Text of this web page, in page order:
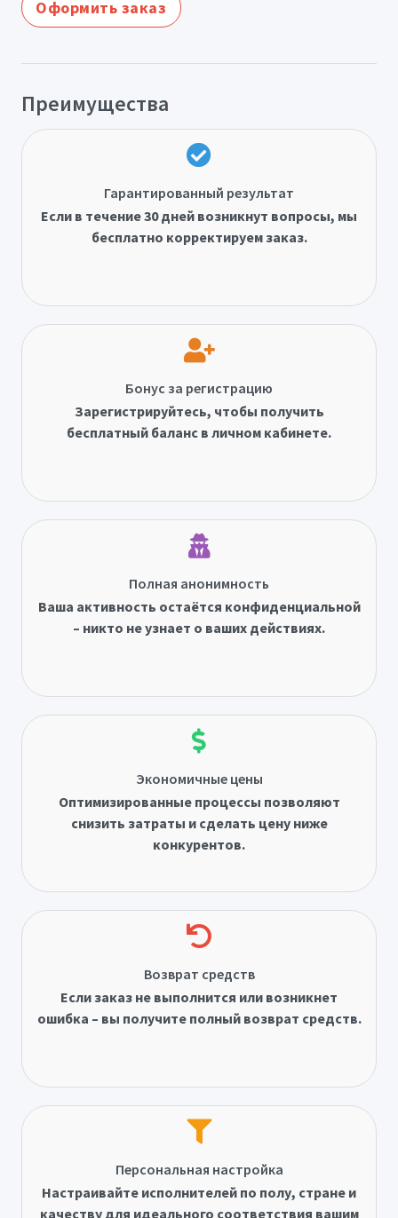
Оформить заказ
Преимущества
Гарантированный результат
Если в течение 30 дней возникнут вопросы, мы
бесплатно корректируем заказ.
Бонус за регистрацию
Зарегистрируйтесь, чтобы получить
бесплатный баланс в личном кабинете.
Полная анонимность
Ваша активность остаётся конфиденциальной
– никто не узнает о ваших действиях.
Экономичные цены
Оптимизированные процессы позволяют
снизить затраты и сделать цену ниже
конкурентов.
Возврат средств
Если заказ не выполнится или возникнет
ошибка – вы получите полный возврат средств.
Персональная настройка
Настраивайте исполнителей по полу, стране и
качеству для идеального соответствия вашим